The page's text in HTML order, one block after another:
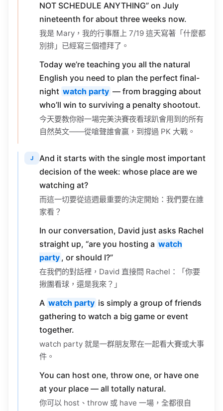
nineteenth for about three weeks now.
我是 Mary，我的行事曆上 7/19 這天寫著「什麼都
別排」已經寫三個禮拜了。
Today we’re teaching you all the natural
English you need to plan the perfect final-
night watch party— from bragging about
who’ll win to surviving a penalty shootout.
今天要教你辦一場完美決賽夜看球趴會用到的所有
自然英文——從嗆聲誰會贏，到撐過 PK 大戰。
decision of the week: whose place are we
watching at?
而這一切要從這週最重要的決定開始：我們要在誰
家看？
In our conversation, David just asks Rachel
straight up, “are you hosting a watch
party , or should I?”
在我們的對話裡，David 直接問 Rachel：「你要
揪團看球，還是我來？」
Awatch partyis simply a group of friends
gathering to watch a big game or event
together.
watch party 就是一群朋友聚在一起看大賽或大事
件。
You can host one, throw one, or have one
at your place — all totally natural.
你可以 host、throw 或 have 一場，全都很自
然。